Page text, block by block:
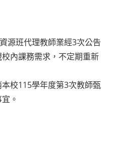
源班代理教師業經3次公告
內課務需求，不定期重新
本校115學年度第3次教師甄
。